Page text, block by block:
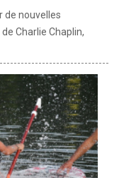
de nouvelles
Charlie Chaplin,